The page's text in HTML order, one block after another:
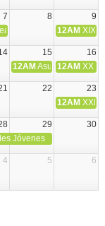
7 8
9
del Señor
Cruz Laplana,
12AM XIX
15
16
12AM Asunción de la
12AM XX
22
23
12AM XXI
29
30
Jóvenes
4 5 6